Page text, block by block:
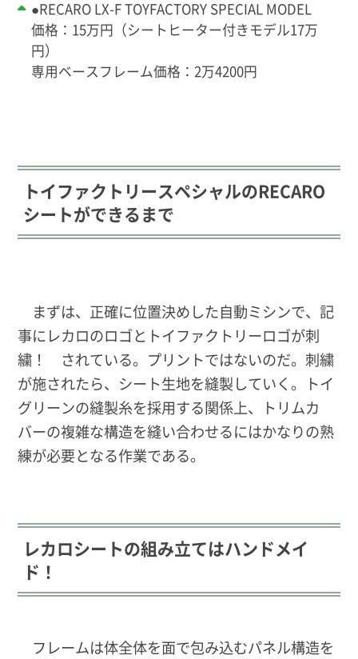
●RECARO LX-F TOYFACTORY SPECIAL MODEL
価格：15万円（シートヒーター付きモデル17万
円）
専用ベースフレーム価格：2万4200円
トイファクトリースペシャルのRECARO
シートができるまで
まずは、正確に位置決めした自動ミシンで、記
事にレカロのロゴとトイファクトリーロゴが刺
繍！ されている。プリントではないのだ。刺繍
が施されたら、シート生地を縫製していく。トイ
グリーンの縫製糸を採用する関係上、トリムカ
バーの複雑な構造を縫い合わせるにはかなりの熟
練が必要となる作業である。
レカロシートの組み立てはハンドメイ
ド！
フレームは体全体を面で包み込むパネル構造を